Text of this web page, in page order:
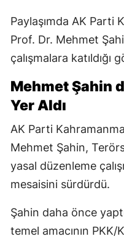
Paylaşımda AK Parti
Prof. Dr. Mehmet
çalışmalara katıldığı
Mehmet Şahin
Yer Aldı
AK Parti
Mehmet Şahin,
yasal düzenleme
mesaisini sürdürdü.
Şahin daha önce
temel amacının PKK/